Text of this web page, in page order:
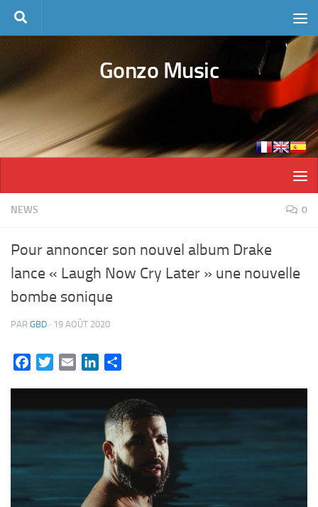
Skip to content
Gonzo Music
NEWS 0
Pour annoncer son nouvel album Drake
lance « Laugh Now Cry Later » une nouvelle
bombe sonique
PAR GBD · 19 AOÛT 2020
FacebookTwitterEmail LinkedIn